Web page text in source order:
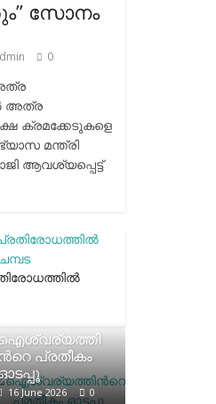
സോനം
0
അത്ര
ക്രമക്കേടുകളെ
മന്ത്രി
ആവശ്യപ്പെട്ട്
പ്രതീകം
16 June 2026 0